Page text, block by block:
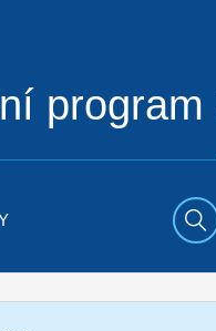
program